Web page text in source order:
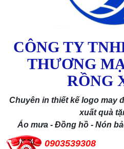
CÔNG TY
THƯƠNG
RỒNG
Chuyên in thiết kế logo may
xuất quà
Áo mưa - Đồng hồ - Nón
0903539308